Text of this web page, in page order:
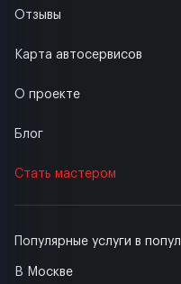
Популярные услуги в
В Москве
Отзывы
Карта автосервисов
О проекте
Блог
Стать мастером